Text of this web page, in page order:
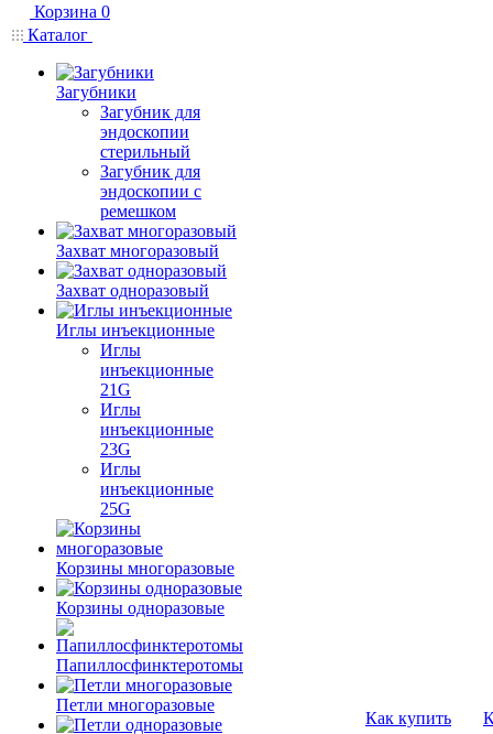
Корзина 0
Каталог
Загубники
Загубник для
эндоскопии
стерильный
Загубник для
эндоскопии с
ремешком
Захват многоразовый
Захват одноразовый
Иглы инъекционные
Иглы
инъекционные
21G
Иглы
инъекционные
23G
Иглы
инъекционные
25G
Корзины многоразовые
Корзины одноразовые
Папиллосфинктеротомы
Петли многоразовые
Как купить